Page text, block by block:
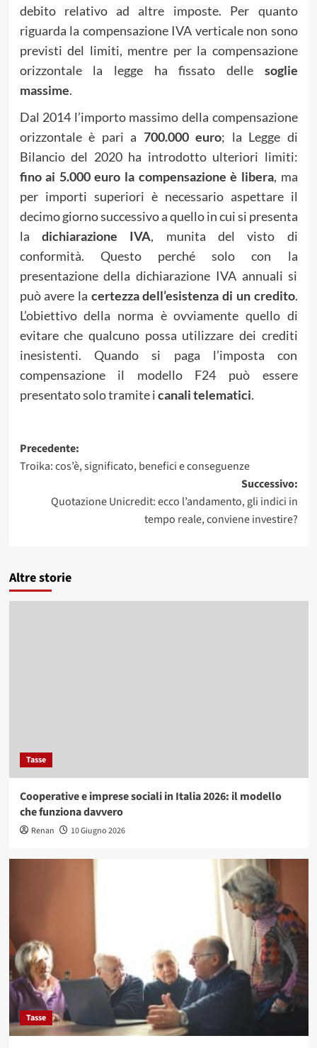
debito relativo ad altre imposte. Per quanto
riguarda la compensazione IVA verticale non sono
previsti del limiti, mentre per la compensazione
orizzontale la legge ha fissato delle soglie
massime.
Dal 2014 l’importo massimo della compensazione
orizzontale è pari a 700.000 euro; la Legge di
Bilancio del 2020 ha introdotto ulteriori limiti:
fino ai 5.000 euro la compensazione è libera, ma
per importi superiori è necessario aspettare il
decimo giorno successivo a quello in cui si presenta
la dichiarazione IVA, munita del visto di
conformità. Questo perché solo con la
presentazione della dichiarazione IVA annuali si
può avere la certezza dell’esistenza di un credito.
L’obiettivo della norma è ovviamente quello di
evitare che qualcuno possa utilizzare dei crediti
inesistenti. Quando si paga l’imposta con
compensazione il modello F24 può essere
presentato solo tramite icanali telematici.
Navigazione
articolo
Precedente:
Troika: cos’è, significato, benefici e conseguenze
Successivo:
Quotazione Unicredit: ecco l’andamento, gli indici in
tempo reale, conviene investire?
Altre storie
Tasse
Cooperative e imprese sociali in Italia 2026: il modello
che funziona davvero
Renan 10 Giugno 2026
Tasse